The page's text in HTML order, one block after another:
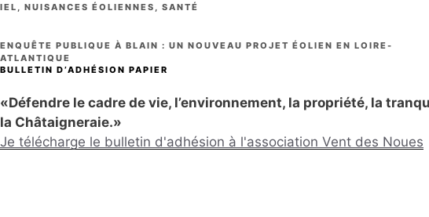
CATÉGORIES
IEL , NUISANCES ÉOLIENNES , SANTÉ
ENQUÊTE PUBLIQUE À BLAIN : UN NOUVEAU PROJET ÉOLIEN EN LOIRE-
ATLANTIQUE
BULLETIN D’ADHÉSION PAPIER
«Défendre le cadre de vie, l’environnement, la propriété, la
la Châtaigneraie.»
Je télécharge le bulletin d'adhésion à l'association Vent des Noues